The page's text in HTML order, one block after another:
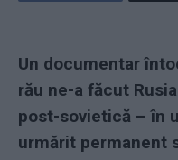
Un documentar
rău ne-a făcut
post-sovietică – în
urmărit permanent